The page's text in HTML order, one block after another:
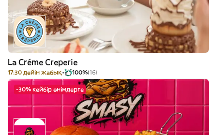
La Créme Creperie
17:30 дейін жабық 100%(16)
-30% кейбір өнімдерге